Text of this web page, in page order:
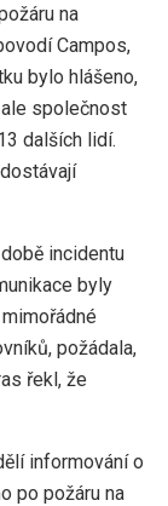
na
Campos,
bylo hlášeno,
ale společnost
dalších lidí.
incidentu
byly
požádala,
řekl, že
informování o
po požáru na